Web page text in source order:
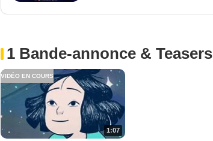
1 Bande-annonce & Teasers
1:07
VIDÉO EN COURS